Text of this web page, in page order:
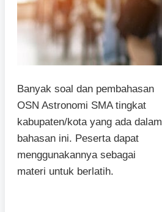
Banyak soal dan pembahasan
OSN Astronomi SMA tingkat
kabupaten/kota yang ada dalam
bahasan ini. Peserta dapat
menggunakannya sebagai
materi untuk berlatih.